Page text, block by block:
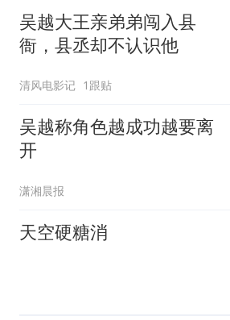
吴越大王亲弟弟闯入县
衙，县丞却不认识他
清风电影记 1跟贴
吴越称角色越成功越要离
开
潇湘晨报
天空硬糖消